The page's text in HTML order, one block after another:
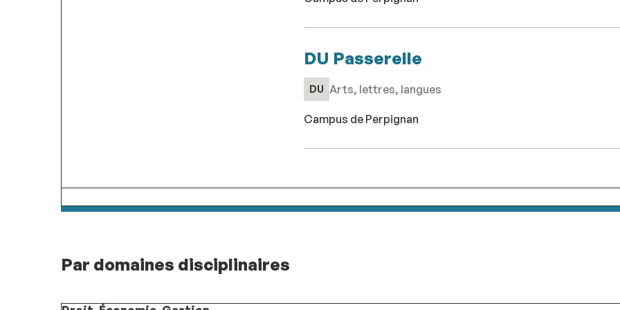
DU Passerelle
DU Arts, lettres, langues
Campus de Perpignan
Par domaines disciplinaires